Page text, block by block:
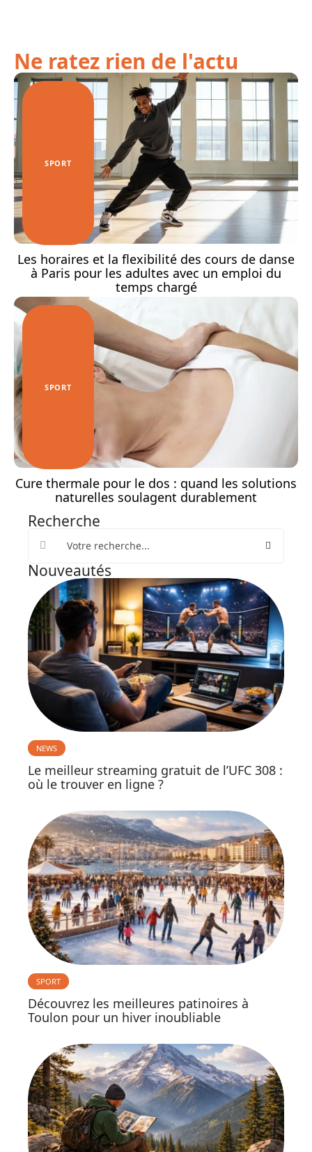
Ne ratez rien de l'actu
SPORT
Les horaires et la flexibilité des cours de danse
à Paris pour les adultes avec un emploi du
temps chargé
SPORT
Cure thermale pour le dos : quand les solutions
naturelles soulagent durablement
Recherche
Nouveautés
NEWS
Le meilleur streaming gratuit de l’UFC 308 :
où le trouver en ligne ?
SPORT
Découvrez les meilleures patinoires à
Toulon pour un hiver inoubliable